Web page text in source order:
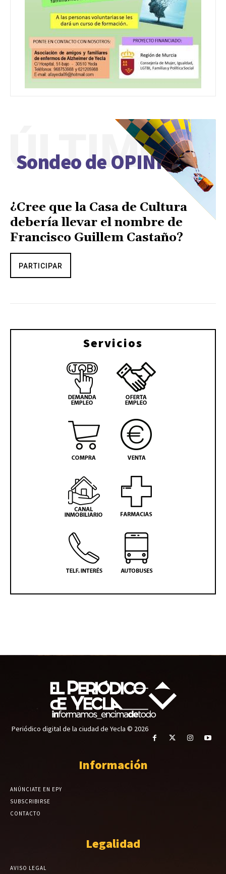
Sondeo de OPINIÓN
ÚLTIMO
¿Cree que la Casa de Cultura
debería llevar el nombre de
Francisco Guillem Castaño?
PARTICIPAR
Servicios
Periódico digital de la ciudad de Yecla © 2026
Información
ANÚNCIATE EN EPY
SUBSCRIBIRSE
CONTACTO
Legalidad
AVISO LEGAL